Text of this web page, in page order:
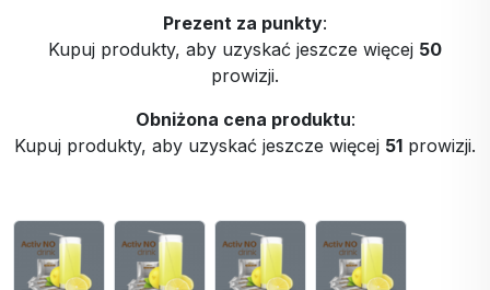
Prezent za punkty:
Kupuj produkty, aby uzyskać jeszcze więcej 50
prowizji.
Obniżona cena produktu:
Kupuj produkty, aby uzyskać jeszcze więcej 51 prowizji.